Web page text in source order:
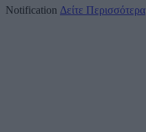
Notification Δείτε Περισσότερα